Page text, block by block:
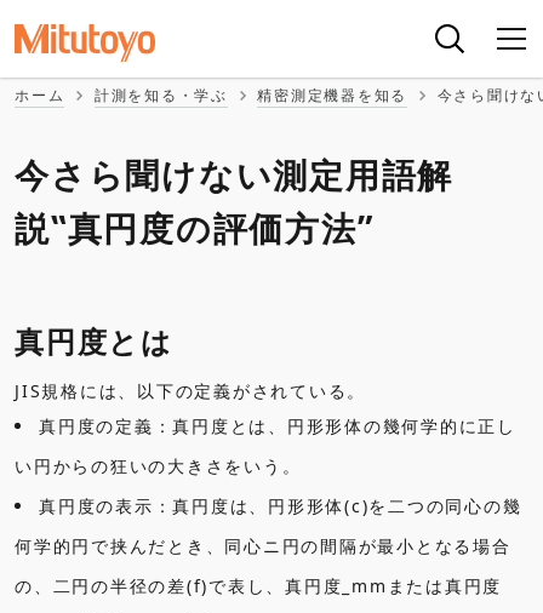
ホーム 計測を知る・学ぶ 精密測定機器を知る 今さら聞けな
今さら聞けない測定用語解
説‟真円度の評価方法”
真円度とは
JIS規格には、以下の定義がされている。
真円度の定義：真円度とは、円形形体の幾何学的に正し
い円からの狂いの大きさをいう。
真円度の表示：真円度は、円形形体(c)を二つの同心の幾
何学的円で挟んだとき、同心ニ円の間隔が最小となる場合
の、二円の半径の差(f)で表し、真円度_mmまたは真円度